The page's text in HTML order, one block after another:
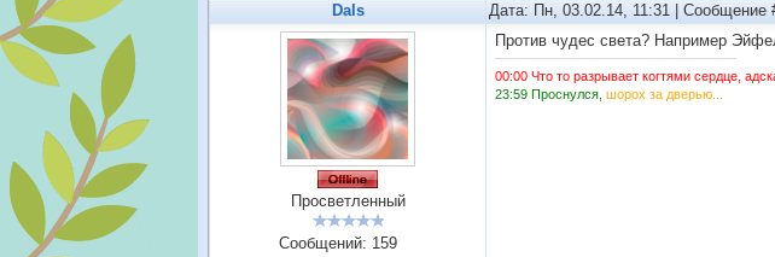
Dals Дата: Пн, 03.02.14, 11:31 | Сообщение
Просветленный
Сообщений: 159
Против чудес света? Например
00:00 Что то разрывает когтями сердце,
23:59 Проснулся, шорох за дверью...